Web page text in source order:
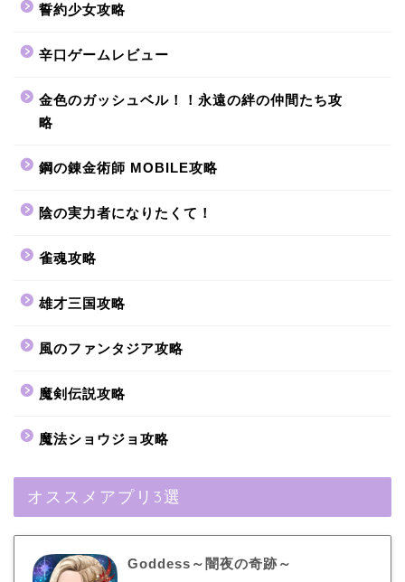
誓約少女攻略
辛口ゲームレビュー
金色のガッシュベル！！永遠の絆の仲間たち攻
略
鋼の錬金術師 MOBILE攻略
陰の実力者になりたくて！
雀魂攻略
雄才三国攻略
風のファンタジア攻略
魔剣伝説攻略
魔法ショウジョ攻略
オススメアプリ3選
Goddess～闇夜の奇跡～